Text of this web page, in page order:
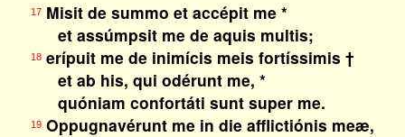
17Misit de summo et accépit me *
et assúmpsit me de aquis multis;
18erípuit me de inimícis meis fortíssimis †
et ab his, qui odérunt me, *
quóniam confortáti sunt super me.
19Oppugnavérunt me in die afflictiónis meæ,